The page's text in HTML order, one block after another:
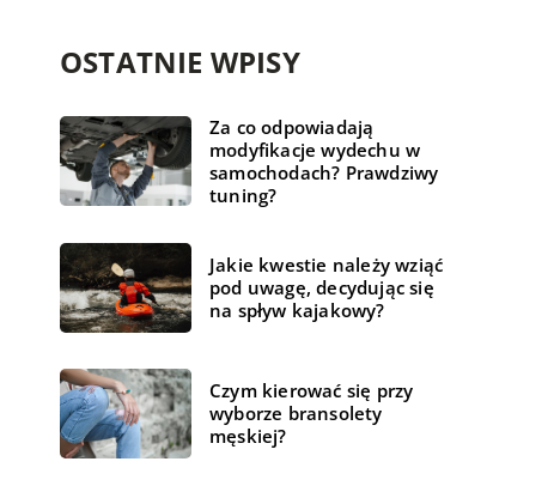
OSTATNIE WPISY
Za co odpowiadają
modyfikacje wydechu w
samochodach? Prawdziwy
tuning?
Jakie kwestie należy wziąć
pod uwagę, decydując się
na spływ kajakowy?
Czym kierować się przy
wyborze bransolety
męskiej?